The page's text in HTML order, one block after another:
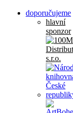
doporučujeme
hlavní
sponzor